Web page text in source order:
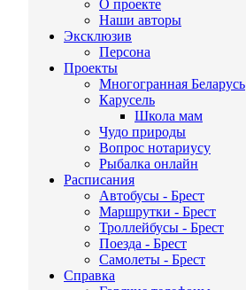
О проекте
Наши авторы
Эксклюзив
Персона
Проекты
Многогранная Беларусь
Карусель
Школа мам
Чудо природы
Вопрос нотариусу
Рыбалка онлайн
Расписания
Автобусы - Брест
Маршрутки - Брест
Троллейбусы - Брест
Поезда - Брест
Самолеты - Брест
Справка